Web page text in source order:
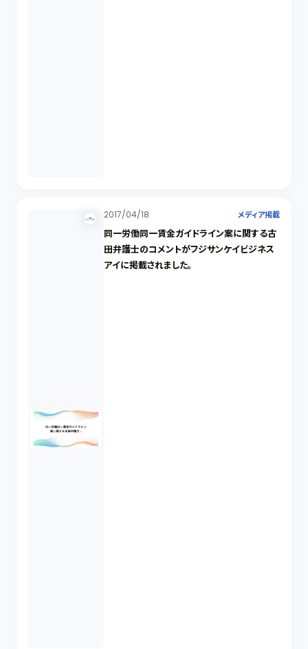
2017/04/18 メディア掲載
同一労働同一賃金ガイドライン案に関する古
田弁護士のコメントがフジサンケイビジネス
アイに掲載されました。